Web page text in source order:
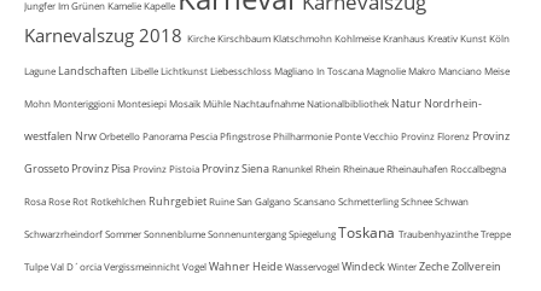
Jungfer Im GrünenKamelieKapelle
Karnevalszug 2018 KircheKirschbaumKlatschmohnKohlmeiseKranhausKreativKunstKöln
Lagune Landschaften LibelleLichtkunstLiebesschlossMagliano In ToscanaMagnolieMakroMancianoMeise
MohnMonteriggioniMontesiepiMosaikMühleNachtaufnahmeNationalbibliothek Natur Nordrhein-
westfalen NrwOrbetelloPanoramaPesciaPfingstrosePhilharmoniePonte VecchioProvinz Florenz Provinz
Grosseto Provinz PisaProvinz Pistoia Provinz SienaRanunkelRheinRheinaueRheinauhafenRoccalbegna
RosaRoseRotRotkehlchen RuhrgebietRuineSan GalganoScansanoSchmetterlingSchneeSchwan
SchwarzrheindorfSommerSonnenblumeSonnenuntergangSpiegelungToskana TraubenhyazintheTreppe
TulpeVal D´orciaVergissmeinnichtVogelWahner HeideWasservogelWindeckWinterZeche Zollverein